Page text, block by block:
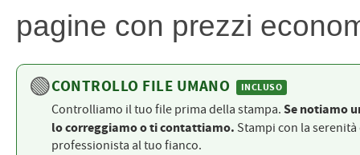
DORSALI TARGHE
PETTORALI NUMERI DA
GARA
NUMERI DA GARA MTB
pagine con prezzi
🟢CONTROLLO FILE UMANO INCLUSO
Controlliamo il tuo file prima della stampa.Se notiamo
lo correggiamo o ti contattiamo. Stampi con la
professionista al tuo fianco.